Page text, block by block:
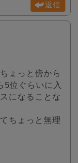
返信
ょっと傍から
5位ぐらいに入
になることな
ちょっと無理